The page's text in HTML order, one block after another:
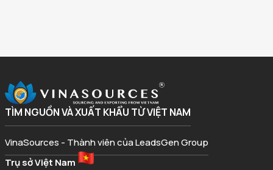
TÌM NGUỒN VÀ XUẤT KHẨU TỪ VIỆT NAM
VinaSources - Thành viên của LeadsGen Group
Trụ sở Việt Nam